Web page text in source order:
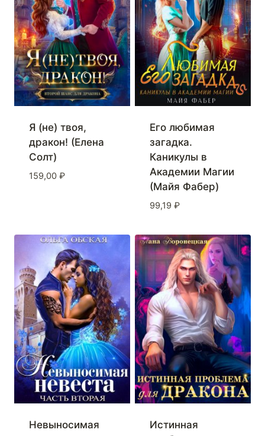
Я (не) твоя,
дракон! (Елена
Солт)
159,00 ₽
Его любимая
загадка.
Каникулы в
Академии Магии
(Майя Фабер)
99,19 ₽
Невыносимая
Истинная